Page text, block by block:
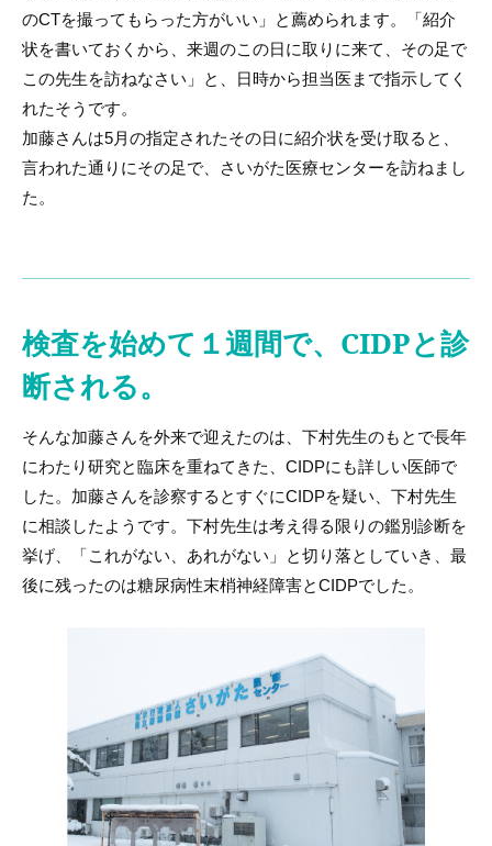
のCTを撮ってもらった方がいい」と薦められます。「紹介
状を書いておくから、来週のこの日に取りに来て、その足で
この先生を訪ねなさい」と、日時から担当医まで指示してく
れたそうです。
加藤さんは5月の指定されたその日に紹介状を受け取ると、
言われた通りにその足で、さいがた医療センターを訪ねまし
た。
検査を始めて１週間で、CIDPと診
断される。
そんな加藤さんを外来で迎えたのは、下村先生のもとで長年
にわたり研究と臨床を重ねてきた、CIDPにも詳しい医師で
した。加藤さんを診察するとすぐにCIDPを疑い、下村先生
に相談したようです。下村先生は考え得る限りの鑑別診断を
挙げ、「これがない、あれがない」と切り落としていき、最
後に残ったのは糖尿病性末梢神経障害とCIDPでした。